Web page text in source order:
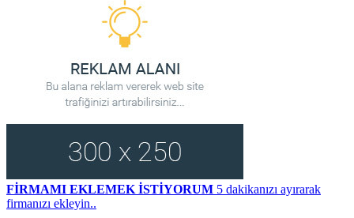
FİRMAMI EKLEMEK İSTİYORUM 5 dakikanızı ayırarak
firmanızı ekleyin..